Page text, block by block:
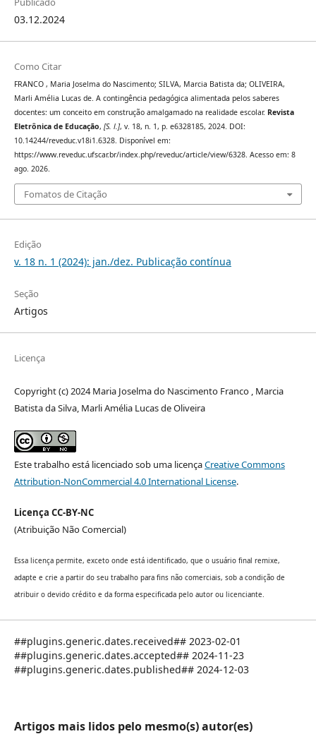
03.12.2024
Como Citar
FRANCO , Maria Joselma do Nascimento; SILVA, Marcia Batista da; OLIVEIRA,
Marli Amélia Lucas de. A contingência pedagógica alimentada pelos saberes
docentes: um conceito em construção amalgamado na realidade escolar. Revista
Eletrônica de Educação, [S. l.], v. 18, n. 1, p. e6328185, 2024. DOI:
10.14244/reveduc.v18i1.6328. Disponível em:
https://www.reveduc.ufscar.br/index.php/reveduc/article/view/6328. Acesso em: 8
ago. 2026.
Fomatos de Citação
Edição
v. 18 n. 1 (2024): jan./dez. Publicação contínua
Seção
Artigos
Licença
Copyright (c) 2024 Maria Joselma do Nascimento Franco , Marcia
Batista da Silva, Marli Amélia Lucas de Oliveira
Este trabalho está licenciado sob uma licençaCreative Commons
Attribution-NonCommercial 4.0 International License.
Licença CC-BY-NC
(Atribuição Não Comercial)
Essa licença permite, exceto onde está identificado, que o usuário final remixe,
adapte e crie a partir do seu trabalho para fins não comerciais, sob a condição de
atribuir o devido crédito e da forma especificada pelo autor ou licenciante.
##plugins.generic.dates.received## 2023-02-01
##plugins.generic.dates.accepted## 2024-11-23
##plugins.generic.dates.published## 2024-12-03
Artigos mais lidos pelo mesmo(s) autor(es)